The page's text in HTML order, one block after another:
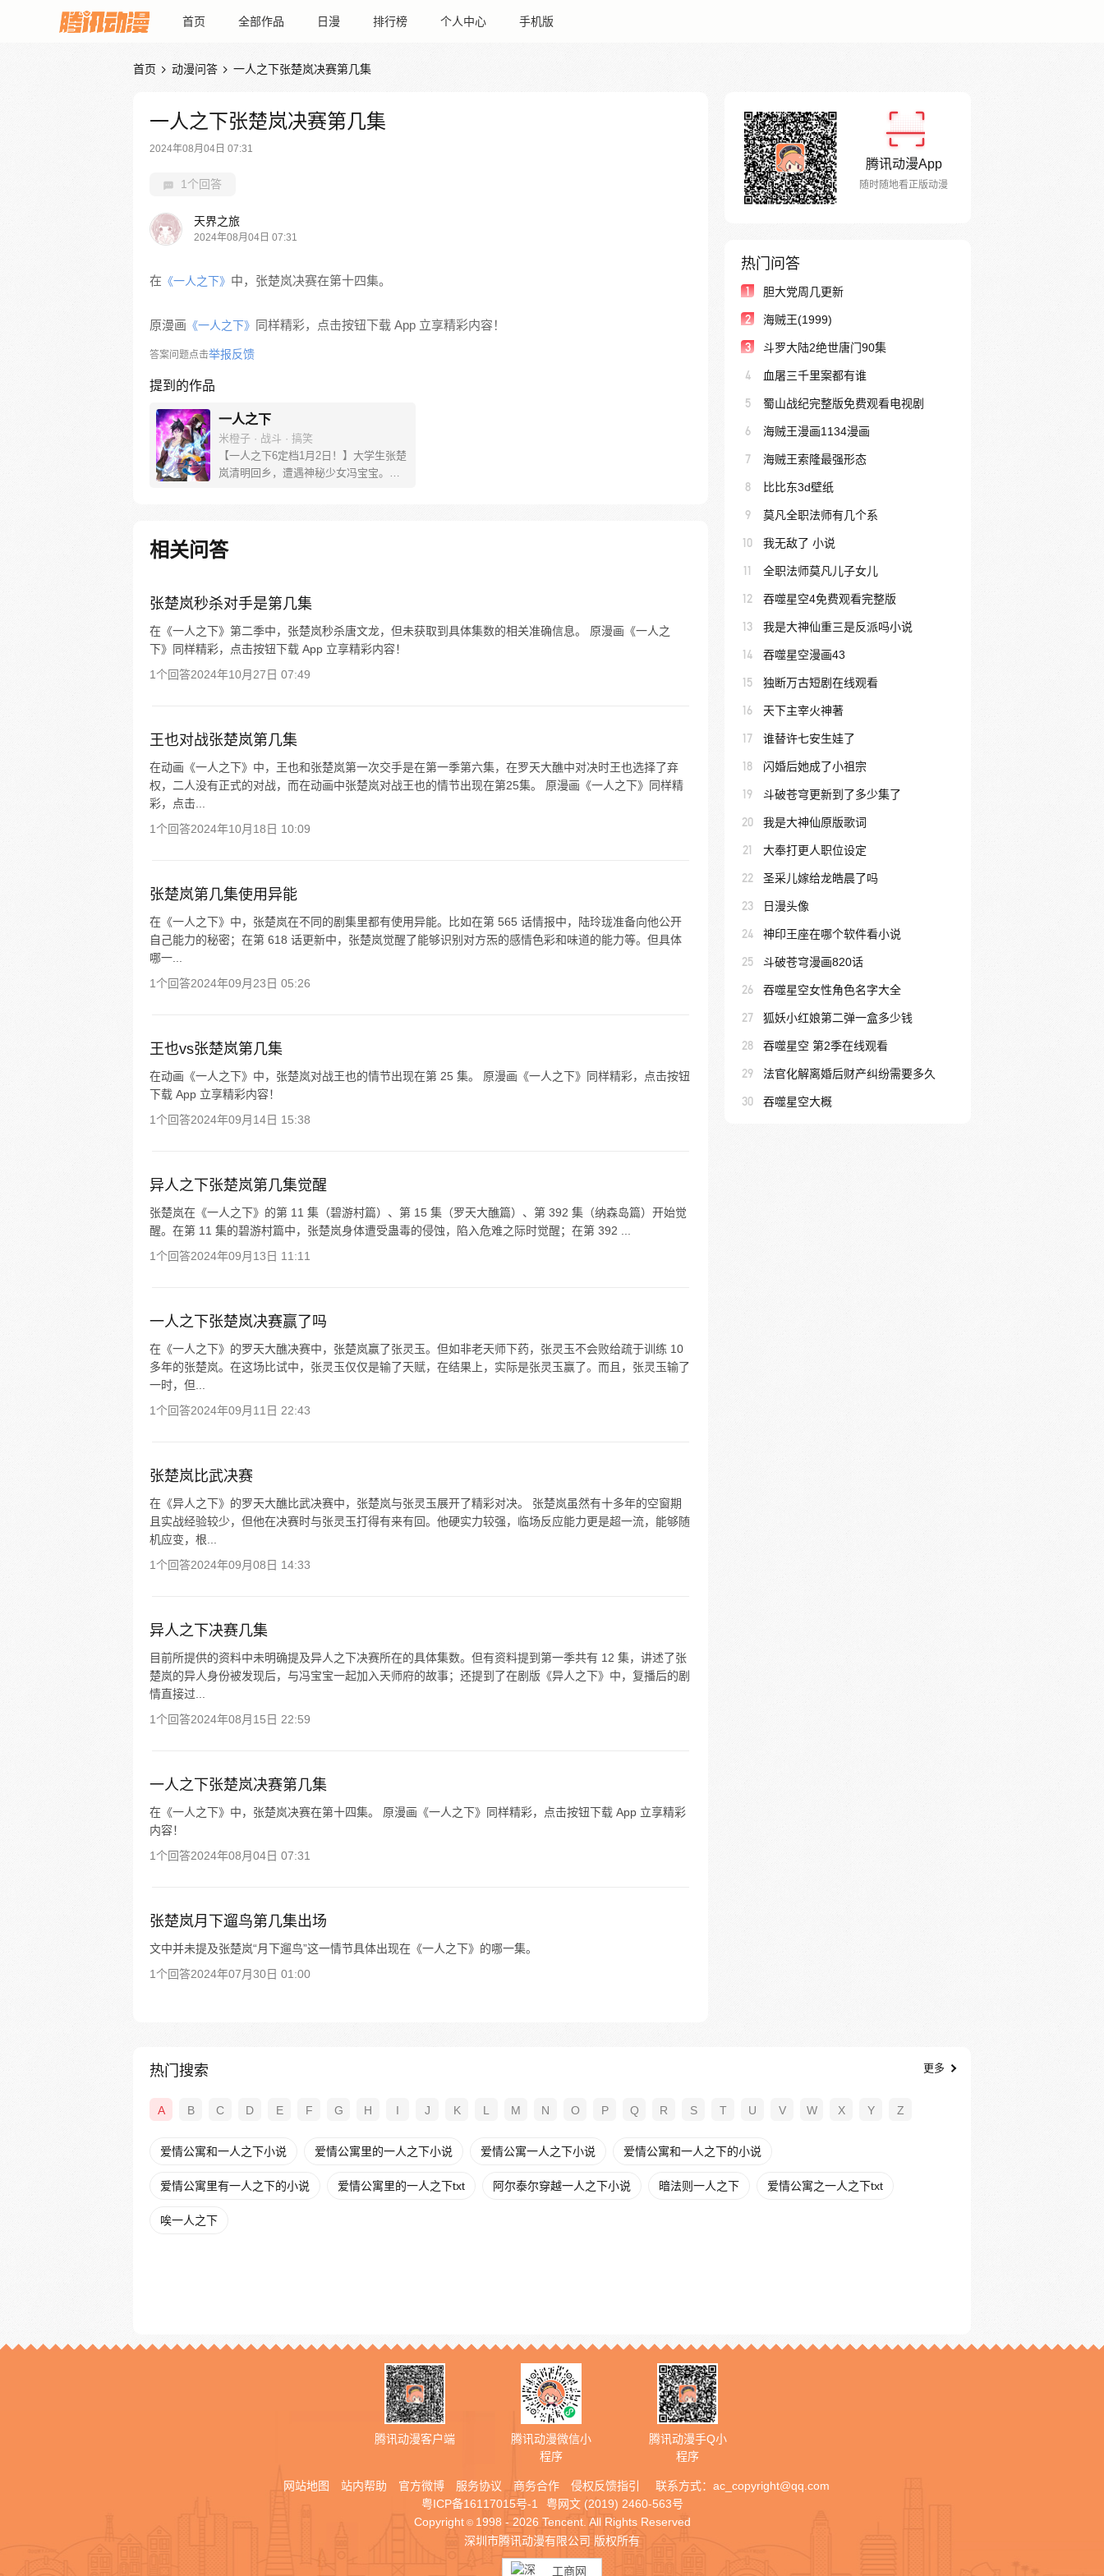
首页 全部作品 日漫 排行榜 个人中心 手机版
首页  动漫问答  一人之下张楚岚决赛第几集
一人之下张楚岚决赛第几集
2024年08月04日 07:31
1个回答
天界之旅
2024年08月04日 07:31
在 《一人之下》 中，张楚岚决赛在第十四集。
原漫画 《一人之下》 同样精彩，点击按钮下载 App 立享精彩内容！
答案问题点击举报反馈
提到的作品
一人之下
米橙子 · 战斗 · 搞笑
【一人之下6定档1月2日！】大学生张楚
岚清明回乡，遭遇神秘少女冯宝宝。素
己与爷爷身上的秘密，张楚岚的生活被
彻底颠覆，与冯宝宝一同踏上“异人”之
相关问答
张楚岚秒杀对手是第几集
在《一人之下》第二季中，张楚岚秒杀唐文龙，但未获取到具体集数的相关准确信息。 原漫画《一人之
下》同样精彩，点击按钮下载 App 立享精彩内容！
1个回答2024年10月27日 07:49
王也对战张楚岚第几集
在动画《一人之下》中，王也和张楚岚第一次交手是在第一季第六集，在罗天大醮中对决时王也选择了弃
权，二人没有正式的对战，而在动画中张楚岚对战王也的情节出现在第25集。 原漫画《一人之下》同样精
彩，点击...
1个回答2024年10月18日 10:09
张楚岚第几集使用异能
在《一人之下》中，张楚岚在不同的剧集里都有使用异能。比如在第 565 话情报中，陆玲珑准备向他公开
自己能力的秘密；在第 618 话更新中，张楚岚觉醒了能够识别对方炁的感情色彩和味道的能力等。但具体
哪一...
1个回答2024年09月23日 05:26
王也vs张楚岚第几集
在动画《一人之下》中，张楚岚对战王也的情节出现在第 25 集。 原漫画《一人之下》同样精彩，点击按钮
下载 App 立享精彩内容！
1个回答2024年09月14日 15:38
异人之下张楚岚第几集觉醒
张楚岚在《一人之下》的第 11 集（碧游村篇）、第 15 集（罗天大醮篇）、第 392 集（纳森岛篇）开始觉
醒。在第 11 集的碧游村篇中，张楚岚身体遭受蛊毒的侵蚀，陷入危难之际时觉醒；在第 392 ...
1个回答2024年09月13日 11:11
一人之下张楚岚决赛赢了吗
在《一人之下》的罗天大醮决赛中，张楚岚赢了张灵玉。但如非老天师下药，张灵玉不会败给疏于训练 10
多年的张楚岚。在这场比试中，张灵玉仅仅是输了天赋，在结果上，实际是张灵玉赢了。而且，张灵玉输了
一时，但...
1个回答2024年09月11日 22:43
张楚岚比武决赛
在《异人之下》的罗天大醮比武决赛中，张楚岚与张灵玉展开了精彩对决。 张楚岚虽然有十多年的空窗期
且实战经验较少，但他在决赛时与张灵玉打得有来有回。他硬实力较强，临场反应能力更是超一流，能够随
机应变，根...
1个回答2024年09月08日 14:33
异人之下决赛几集
目前所提供的资料中未明确提及异人之下决赛所在的具体集数。但有资料提到第一季共有 12 集，讲述了张
楚岚的异人身份被发现后，与冯宝宝一起加入天师府的故事；还提到了在剧版《异人之下》中，复播后的剧
情直接过...
1个回答2024年08月15日 22:59
一人之下张楚岚决赛第几集
在《一人之下》中，张楚岚决赛在第十四集。 原漫画《一人之下》同样精彩，点击按钮下载 App 立享精彩
内容！
1个回答2024年08月04日 07:31
张楚岚月下遛鸟第几集出场
文中并未提及张楚岚“月下遛鸟”这一情节具体出现在《一人之下》的哪一集。
1个回答2024年07月30日 01:00
腾讯动漫App
随时随地看正版动漫
热门问答
1 胆大党周几更新
2 海贼王(1999)
3 斗罗大陆2绝世唐门90集
4 血屠三千里案都有谁
5 蜀山战纪完整版免费观看电视剧
6 海贼王漫画1134漫画
7 海贼王索隆最强形态
8 比比东3d壁纸
9 莫凡全职法师有几个系
10 我无敌了 小说
11 全职法师莫凡儿子女儿
12 吞噬星空4免费观看完整版
13 我是大神仙重三是反派吗小说
14 吞噬星空漫画43
15 独断万古短剧在线观看
16 天下主宰火神著
17 谁替许七安生娃了
18 闪婚后她成了小祖宗
19 斗破苍穹更新到了多少集了
20 我是大神仙原版歌词
21 大奉打更人职位设定
22 圣采儿嫁给龙皓晨了吗
23 日漫头像
24 神印王座在哪个软件看小说
25 斗破苍穹漫画820话
26 吞噬星空女性角色名字大全
27 狐妖小红娘第二弹一盒多少钱
28 吞噬星空 第2季在线观看
29 法官化解离婚后财产纠纷需要多久
30 吞噬星空大概
热门搜索 更多
A B C D E F G H I J K L M N O P Q R S T U V W X Y Z
爱情公寓和一人之下小说 爱情公寓里的一人之下小说 爱情公寓一人之下小说 爱情公寓和一人之下的小说
爱情公寓里有一人之下的小说 爱情公寓里的一人之下txt 阿尔泰尔穿越一人之下小说 暗法则一人之下 爱情公寓之一人之下txt
唉一人之下
腾讯动漫客户端
腾讯动漫微信小
程序
腾讯动漫手Q小
程序
网站地图 站内帮助 官方微博 服务协议 商务合作 侵权反馈指引 联系方式： ac_copyright@qq.com
粤ICP备16117015号-1
粤网文 (2019) 2460-563号
Copyright © 1998 - 2026 Tencent. All Rights Reserved
深圳市腾讯动漫有限公司 版权所有
工商网